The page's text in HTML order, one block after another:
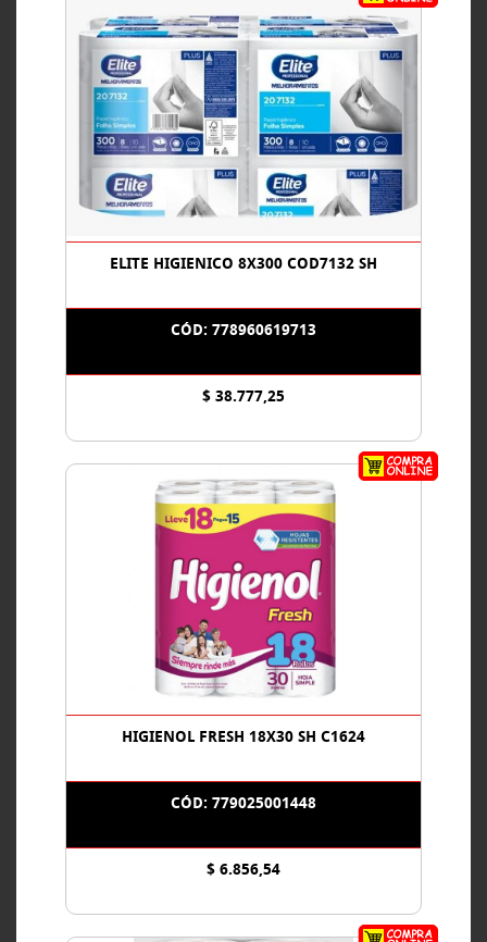
ELITE HIGIENICO 8X300 COD7132 SH
CÓD: 778960619713
$ 38.777,25
HIGIENOL FRESH 18X30 SH C1624
CÓD: 779025001448
$ 6.856,54